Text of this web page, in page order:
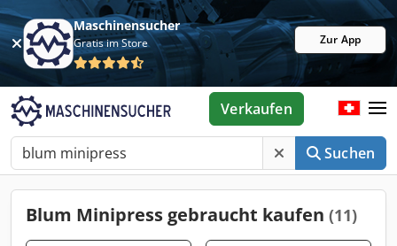
Maschinensucher
Gratis im Store Zur App
Suchen
Verkaufen
Blum Minipress gebraucht kaufen (11)